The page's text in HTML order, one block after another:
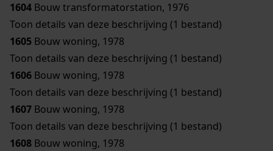
1604 Bouw transformatorstation, 1976
Toon details van deze beschrijving (1 bestand)
1605 Bouw woning, 1978
Toon details van deze beschrijving (1 bestand)
1606 Bouw woning, 1978
Toon details van deze beschrijving (1 bestand)
1607 Bouw woning, 1978
Toon details van deze beschrijving (1 bestand)
1608 Bouw woning, 1978